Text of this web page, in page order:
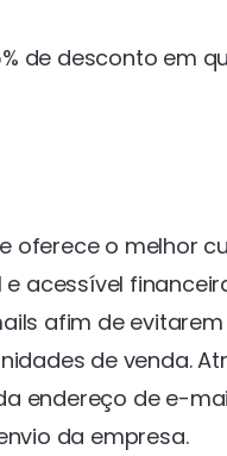
de desconto em
oferece o melhor
acessível
afim de
de venda.
endereço de e-
da empresa.